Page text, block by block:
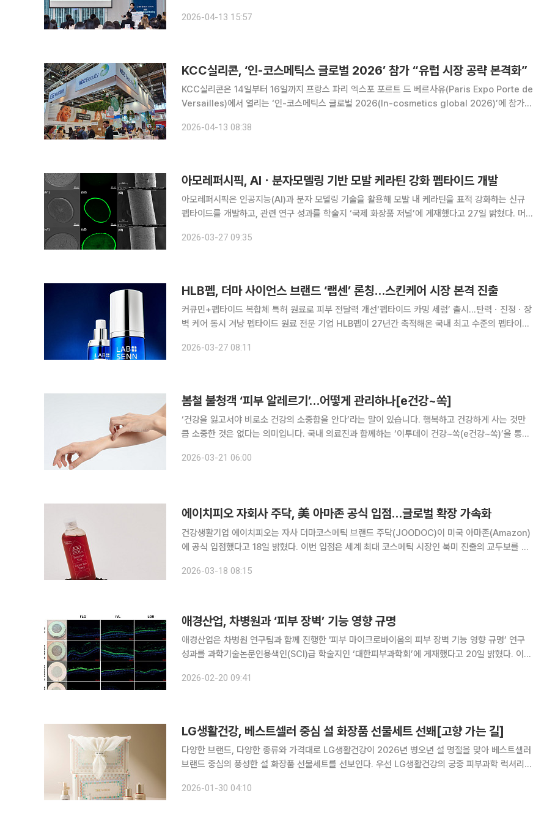
학회-세계피부연구학회 아시아·태평양 지부 공동학술
2026-04-13 15:57
KCC실리콘, ‘인-코스메틱스 글로벌 2026’ 참가 “유럽 시장 공략 본격화”
KCC실리콘은 14일부터 16일까지 프랑스 파리 엑스포 포르트 드 베르사유(Paris Expo Porte de
Versailles)에서 열리는 ‘인-코스메틱스 글로벌 2026(In-cosmetics global 2026)’에 참가한
하며 아시아와 유럽을 아우
2026-04-13 08:38
아모레퍼시픽, AIㆍ분자모델링 기반 모발 케라틴 강화 펩타이드 개발
아모레퍼시픽은 인공지능(AI)과 분자 모델링 기술을 활용해 모발 내 케라틴을 표적 강화하는 신규
펩타이드를 개발하고, 관련 연구 성과를 학술지 ‘국제 화장품 저널’에 게재했다고 27일 밝혔다. 머
이러한 손상은 모발 내 케라틴 단백질 구조를 약화시켜 모발 끊
2026-03-27 09:35
HLB펩, 더마 사이언스 브랜드 ‘랩센’ 론칭…스킨케어 시장 본격 진출
커큐민+펩타이드 복합체 특허 원료로 피부 전달력 개선‘펩타이드 카밍 세럼’ 출시…탄력ㆍ진정ㆍ장
벽 케어 동시 겨냥 펩타이드 원료 전문 기업 HLB펩이 27년간 축적해온 국내 최고 수준의 펩타이드
2026-03-27 08:11
봄철 불청객 ‘피부 알레르기’…어떻게 관리하나[e건강~쏙]
‘건강을 잃고서야 비로소 건강의 소중함을 안다’라는 말이 있습니다. 행복하고 건강하게 사는 것만
큼 소중한 것은 없다는 의미입니다. 국내 의료진과 함께하는 ‘이투데이 건강~쏙(e건강~쏙)’을 통해
거나 두드러기가 올라오고, 이유 없이 온몸이 간질간질해지는 증상을
2026-03-21 06:00
에이치피오 자회사 주닥, 美 아마존 공식 입점…글로벌 확장 가속화
건강생활기업 에이치피오는 자사 더마코스메틱 브랜드 주닥(JOODOC)이 미국 아마존(Amazon)
에 공식 입점했다고 18일 밝혔다. 이번 입점은 세계 최대 코스메틱 시장인 북미 진출의 교두보를 마
주닥은 피부과 전문의 이주희 대표의 임상 데이터와 과학적 노하우를
2026-03-18 08:15
애경산업, 차병원과 ‘피부 장벽’ 기능 영향 규명
애경산업은 차병원 연구팀과 함께 진행한 '피부 마이크로바이옴의 피부 장벽 기능 영향 규명’ 연구
성과를 과학기술논문인용색인(SCI)급 학술지인 ‘대한피부과학회’에 게재했다고 20일 밝혔다. 이번
적으로 분석한 연구 결과다. 애경산업은 본 과제를 통해 피부 장벽
2026-02-20 09:41
LG생활건강, 베스트셀러 중심 설 화장품 선물세트 선봬[고향 가는 길]
다양한 브랜드, 다양한 종류와 가격대로 LG생활건강이 2026년 병오년 설 명절을 맞아 베스트셀러
브랜드 중심의 풍성한 설 화장품 선물세트를 선보인다. 우선 LG생활건강의 궁중 피부과학 럭셔리
센스는 저속 노화 핵심 성분 ‘NAD Power24™’를
2026-01-30 04:10